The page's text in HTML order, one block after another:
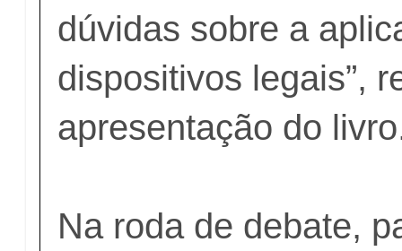
dúvidas sobre a
dispositivos legais”,
apresentação do
Na roda de debate,